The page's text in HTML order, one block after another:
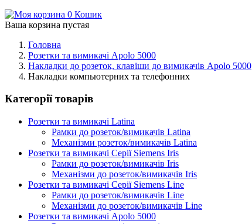
0 Кошик
Ваша корзина пустая
Головна
Розетки та вимикачі Apolo 5000
Накладки до розеток, клавіши до вимикачів Apolo 5000
Накладки компьютерних та телефонних
Категорії товарів
Розетки та вимикачі Latina
Рамки до розеток/вимикачів Latina
Механізми розеток/вимикачів Latina
Розетки та вимикачі Серії Siemens Iris
Рамки до розеток/вимикачів Iris
Механізми до розеток/вимикачів Iris
Розетки та вимикачі Серії Siemens Line
Рамки до розеток/вимикачів Line
Механізми до розеток/вимикачів Line
Розетки та вимикачі Apolo 5000